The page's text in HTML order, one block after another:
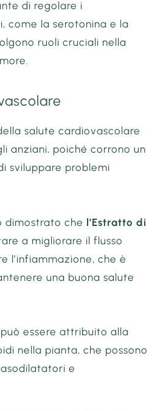
di regolare i
come la serotonina e la
ruoli cruciali nella
salute cardiovascolare
anziani, poiché corrono un
sviluppare problemi
dimostrato che l’Estratto di
a migliorare il flusso
l’infiammazione, che è
una buona salute
essere attribuito alla
nella pianta, che possono
e